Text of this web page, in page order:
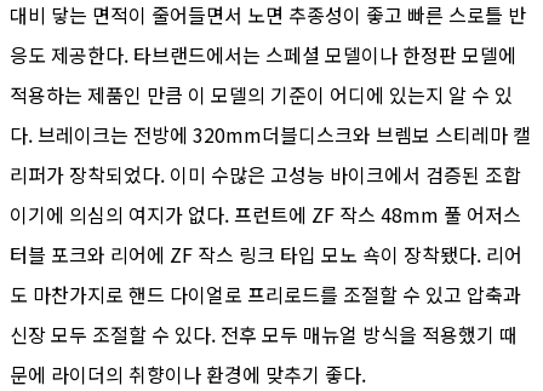
대비 닿는 면적이 줄어들면서 노면 추종성이 좋고 빠른 스로틀 반
응도 제공한다. 타브랜드에서는 스페셜 모델이나 한정판 모델에
적용하는 제품인 만큼 이 모델의 기준이 어디에 있는지 알 수 있
다. 브레이크는 전방에 320mm더블디스크와 브렘보 스티레마 캘
리퍼가 장착되었다. 이미 수많은 고성능 바이크에서 검증된 조합
이기에 의심의 여지가 없다. 프런트에 ZF 작스 48mm 풀 어저스
터블 포크와 리어에 ZF 작스 링크 타입 모노 쇽이 장착됐다. 리어
도 마찬가지로 핸드 다이얼로 프리로드를 조절할 수 있고 압축과
신장 모두 조절할 수 있다. 전후 모두 매뉴얼 방식을 적용했기 때
문에 라이더의 취향이나 환경에 맞추기 좋다.